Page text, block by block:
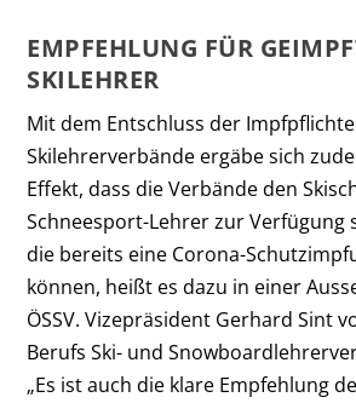
EMPFEHLUNG FÜR
SKILEHRER
Mit dem Entschluss der
Skilehrerverbände ergäbe sich
Effekt, dass die Verbände den
Schneesport-Lehrer zur Verfügung
die bereits eine Corona-
können, heißt es dazu in einer
ÖSSV. Vizepräsident Gerhard Sint
Berufs Ski- und
„Es ist auch die klare Empfehlung